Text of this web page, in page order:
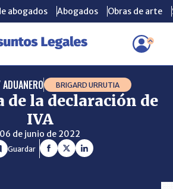
abogados Abogados Obras de arte
La firmeza de la declaración de IVA
abogados Abogados Obras de arte
BRIGARD URRUTIA
de la declaración de
IVA
06 de junio de 2022
Guardar